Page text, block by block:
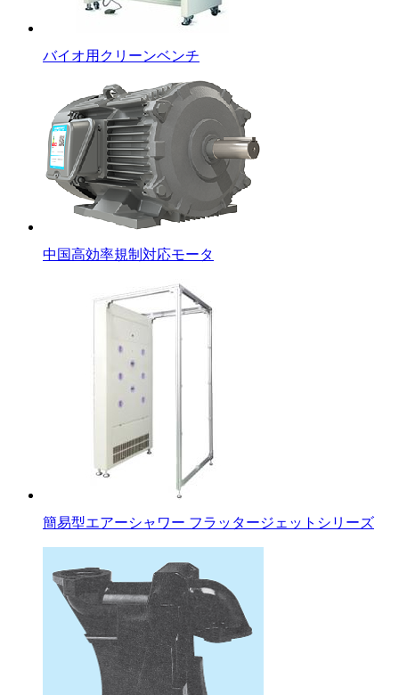
バイオ用クリーンベンチ
中国高効率規制対応モータ
簡易型エアーシャワー フラッタージェットシリーズ